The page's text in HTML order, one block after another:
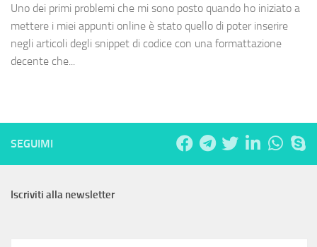
Uno dei primi problemi che mi sono posto quando ho iniziato a
mettere i miei appunti online è stato quello di poter inserire
negli articoli degli snippet di codice con una formattazione
decente che...
SEGUIMI
Iscriviti alla newsletter